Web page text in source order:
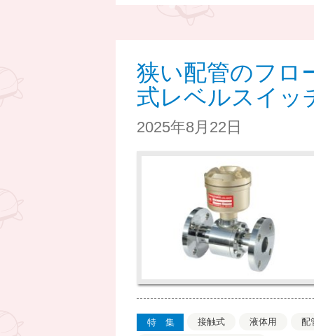
狭い配管のフロ
式レベルスイ
2025年8月22日
特集 接触式 液体用
配